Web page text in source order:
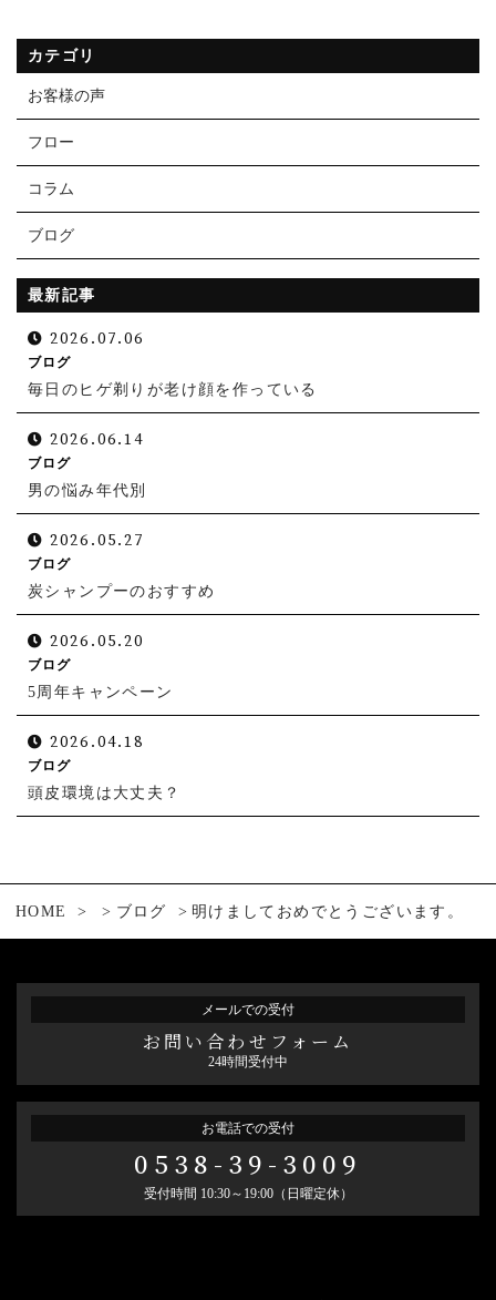
カテゴリ
お客様の声
フロー
コラム
ブログ
最新記事
2026.07.06
ブログ
毎日のヒゲ剃りが老け顔を作っている
2026.06.14
ブログ
男の悩み年代別
2026.05.27
ブログ
炭シャンプーのおすすめ
2026.05.20
ブログ
5周年キャンペーン
2026.04.18
ブログ
頭皮環境は大丈夫？
HOME ブログ 明けましておめでとうございます。
メールでの受付
お問い合わせフォーム
24時間受付中
お電話での受付
0538-39-3009
受付時間 10:30～19:00（日曜定休）